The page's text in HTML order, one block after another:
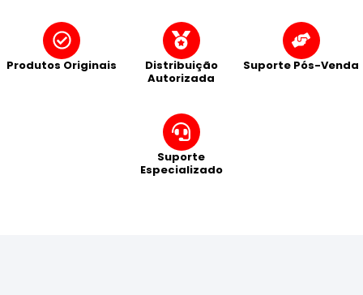
Produtos Originais
Distribuição
Autorizada
Suporte Pós-Venda
Suporte
Especializado